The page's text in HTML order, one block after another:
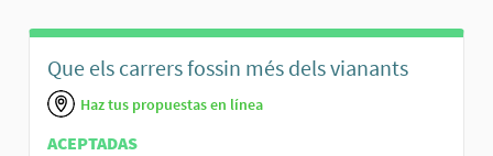
Que els carrers fossin més dels vianants
Haz tus propuestas en línea
ACEPTADAS